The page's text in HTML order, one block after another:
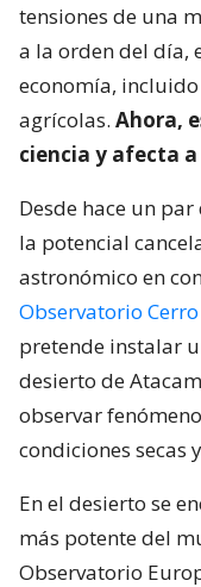
tensiones de una
a la orden del día,
economía,
agrícolas. Ahora,
ciencia y afecta
Desde hace un
la potencial
astronómico en
Observatorio
pretende instalar
desierto de
observar
condiciones secas
En el desierto se
más potente del
Observatorio